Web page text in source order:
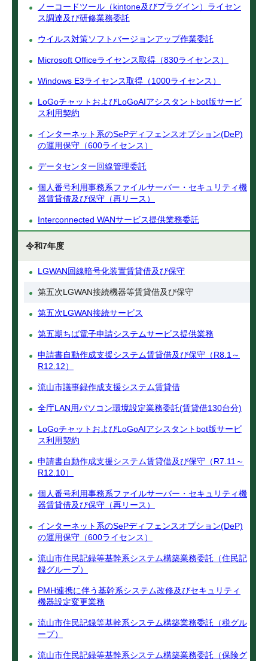
ノーコードツール（kintone及びプラグイン）ライセン
ス調達及び研修業務委託
ウイルス対策ソフトバージョンアップ作業委託
Microsoft Officeライセンス取得（830ライセンス）
Windows E3ライセンス取得（1000ライセンス）
LoGoチャットおよびLoGoAIアシスタントbot版サービ
ス利用契約
インターネット系のSePディフェンスオプション(DeP)
の運用保守（600ライセンス）
データセンター回線管理委託
個人番号利用事務系ファイルサーバー・セキュリティ機
器賃貸借及び保守（再リース）
Interconnected WANサービス提供業務委託
令和7年度
LGWAN回線暗号化装置賃貸借及び保守
第五次LGWAN接続機器等賃貸借及び保守
第五次LGWAN接続サービス
第五期ちば電子申請システムサービス提供業務
申請書自動作成支援システム賃貸借及び保守（R8.1～
R12.12）
流山市議事録作成支援システム賃貸借
全庁LAN用パソコン環境設定業務委託(賃貸借130台分)
LoGoチャットおよびLoGoAIアシスタントbot版サービ
ス利用契約
申請書自動作成支援システム賃貸借及び保守（R7.11～
R12.10）
個人番号利用事務系ファイルサーバー・セキュリティ機
器賃貸借及び保守（再リース）
インターネット系のSePディフェンスオプション(DeP)
の運用保守（600ライセンス）
流山市住民記録等基幹系システム構築業務委託（住民記
録グループ）
PMH連携に伴う基幹系システム改修及びセキュリティ
機器設定変更業務
流山市住民記録等基幹系システム構築業務委託（税グル
ープ）
流山市住民記録等基幹系システム構築業務委託（保険グ